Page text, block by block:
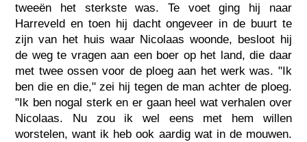
tweeën het sterkste was. Te voet ging hij naar
Harreveld en toen hij dacht ongeveer in de buurt te
zijn van het huis waar Nicolaas woonde, besloot hij
de weg te vragen aan een boer op het land, die daar
met twee ossen voor de ploeg aan het werk was. "Ik
ben die en die," zei hij tegen de man achter de ploeg.
"Ik ben nogal sterk en er gaan heel wat verhalen over
Nicolaas. Nu zou ik wel eens met hem willen
worstelen, want ik heb ook aardig wat in de mouwen.